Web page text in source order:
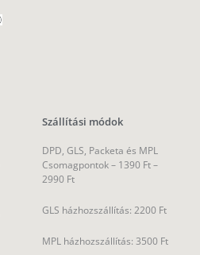
Szállítási módok
DPD, GLS, Packeta és MPL
Csomagpontok – 1390 Ft –
2990 Ft
GLS házhozszállítás: 2200 Ft
MPL házhozszállítás: 3500 Ft